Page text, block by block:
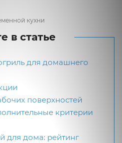
кухни
в статье
для домашнего
поверхностей
критерии
для дома: рейтинг